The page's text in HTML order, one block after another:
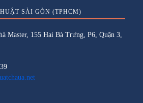
SÀI GÒN (TPHCM)
Master, 155 Hai Bà Trưng, P6, Quận 3,